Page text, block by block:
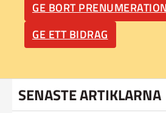
GE BORT PRENUMERATION
GE ETT BIDRAG
SENASTE ARTIKLARNA